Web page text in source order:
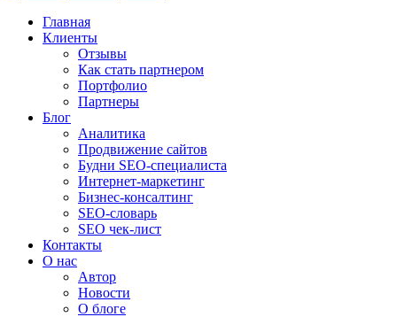
Главная
Клиенты
Отзывы
Как стать партнером
Портфолио
Партнеры
Блог
Аналитика
Продвижение сайтов
Будни SEO-специалиста
Интернет-маркетинг
Бизнес-консалтинг
SEO-словарь
SEO чек-лист
Контакты
О нас
Автор
Новости
О блоге